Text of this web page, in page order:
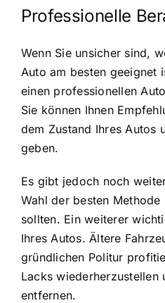
Professionelle
Wenn Sie unsicher sind,
Auto am besten geeignet
einen professionellen
Sie können Ihnen
dem Zustand Ihres Autos
geben.
Es gibt jedoch noch
Wahl der besten
sollten. Ein weiterer
Ihres Autos. Ältere
gründlichen Politur
Lacks wiederherzustellen
entfernen.